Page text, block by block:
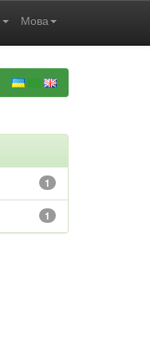
Мова
1
1